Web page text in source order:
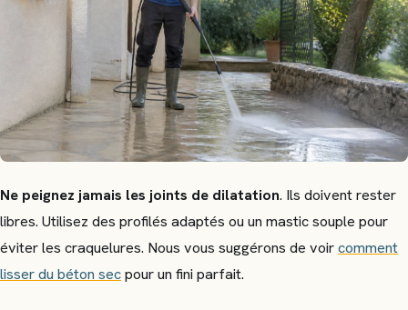
Ne peignez jamais les joints de dilatation. Ils doivent rester
libres. Utilisez des profilés adaptés ou un mastic souple pour
éviter les craquelures. Nous vous suggérons de voircomment
lisser du béton secpour un fini parfait.